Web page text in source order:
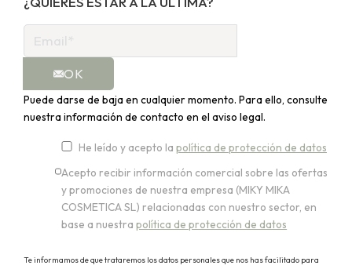
OK
Puede darse de baja en cualquier momento. Para ello, consulte
nuestra información de contacto en el aviso legal.
He leído y acepto la política de protección de datos
Acepto recibir información comercial sobre las ofertas
y promociones de nuestra empresa (MIKY MIKA
COSMETICA SL) relacionadas con nuestro sector, en
base a nuestrapolítica de protección de datos
Te informamos de que trataremos los datos personales que nos has facilitado para